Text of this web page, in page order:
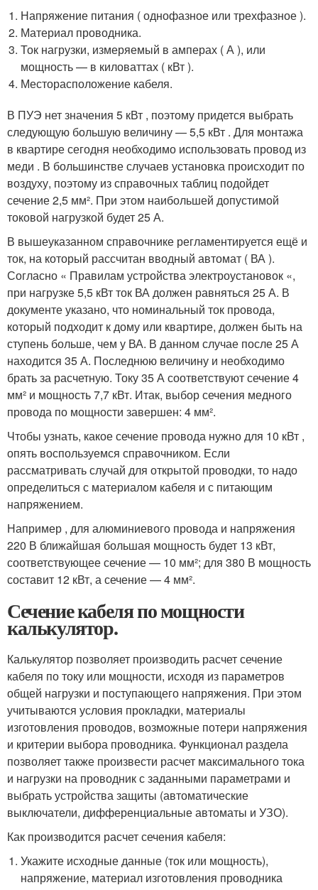
Напряжение питания ( однофазное или трехфазное ).
Материал проводника.
Ток нагрузки, измеряемый в амперах ( А ), или
мощность — в киловаттах ( кВт ).
Месторасположение кабеля.
В ПУЭ нет значения 5 кВт , поэтому придется выбрать
следующую большую величину — 5,5 кВт . Для монтажа
в квартире сегодня необходимо использовать провод из
меди . В большинстве случаев установка происходит по
воздуху, поэтому из справочных таблиц подойдет
сечение 2,5 мм². При этом наибольшей допустимой
токовой нагрузкой будет 25 А.
В вышеуказанном справочнике регламентируется ещё и
ток, на который рассчитан вводный автомат ( ВА ).
Согласно « Правилам устройства электроустановок «,
при нагрузке 5,5 кВт ток ВА должен равняться 25 А. В
документе указано, что номинальный ток провода,
который подходит к дому или квартире, должен быть на
ступень больше, чем у ВА. В данном случае после 25 А
находится 35 А. Последнюю величину и необходимо
брать за расчетную. Току 35 А соответствуют сечение 4
мм² и мощность 7,7 кВт. Итак, выбор сечения медного
провода по мощности завершен: 4 мм².
Чтобы узнать, какое сечение провода нужно для 10 кВт ,
опять воспользуемся справочником. Если
рассматривать случай для открытой проводки, то надо
определиться с материалом кабеля и с питающим
напряжением.
Например , для алюминиевого провода и напряжения
220 В ближайшая большая мощность будет 13 кВт,
соответствующее сечение — 10 мм²; для 380 В мощность
составит 12 кВт, а сечение — 4 мм².
Сечение кабеля по мощности
калькулятор.
Калькулятор позволяет производить расчет сечение
кабеля по току или мощности, исходя из параметров
общей нагрузки и поступающего напряжения. При этом
учитываются условия прокладки, материалы
изготовления проводов, возможные потери напряжения
и критерии выбора проводника. Функционал раздела
позволяет также произвести расчет максимального тока
и нагрузки на проводник с заданными параметрами и
выбрать устройства защиты (автоматические
выключатели, дифференциальные автоматы и УЗО).
Как производится расчет сечения кабеля:
Укажите исходные данные (ток или мощность),
напряжение, материал изготовления проводника